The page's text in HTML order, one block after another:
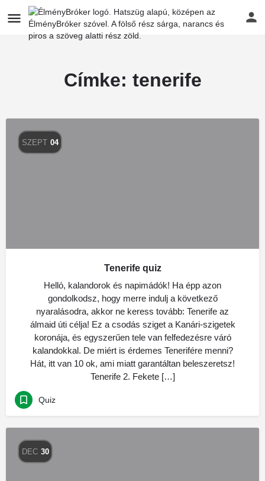
Címke: tenerife
SZEPT 04
Tenerife quiz
Helló, kalandorok és napimádók! Ha épp azon
gondolkodsz, hogy merre indulj a következő
nyaralásodra, akkor ne keress tovább: Tenerife az
álmaid úti célja! Ez a csodás sziget a Kanári-szigetek
koronája, és egyszerűen tele van felfedezésre váró
kalandokkal. De miért is érdemes Tenerifére menni?
Hát, itt van 10 ok, ami miatt garantáltan beleszeretsz!
Tenerife 2. Fekete […]
Quiz
DEC 30